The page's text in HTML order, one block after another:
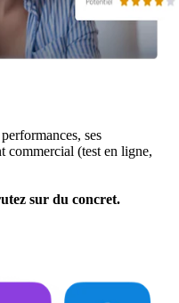
ses
commercial (test en ligne,
sur du concret.